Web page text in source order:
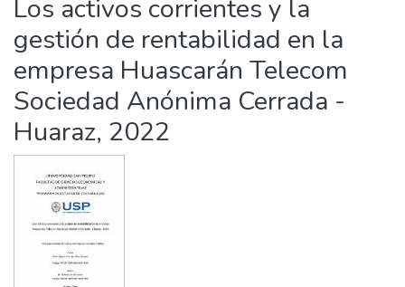
Statistics
Los activos corrientes y la
gestión de rentabilidad en la
empresa Huascarán Telecom
Sociedad Anónima Cerrada -
Huaraz, 2022